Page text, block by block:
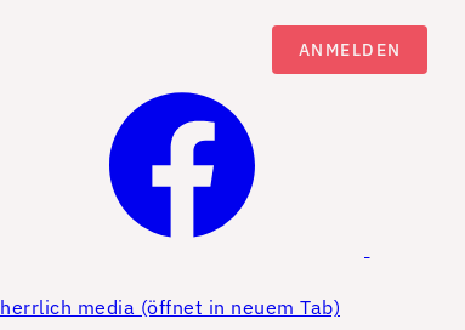
ANMELDEN
herrlich media (öffnet in neuem Tab)